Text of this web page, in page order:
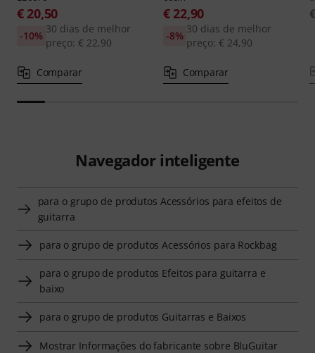
€ 20,50
30 dias de melhor
preço: € 22,90
-10%
Comparar
€ 22,90
30 dias de melhor
preço: € 24,90
-8%
Comparar
Navegador inteligente
para o grupo de produtos Acessórios para efeitos de
guitarra
para o grupo de produtos Acessórios para Rockbag
para o grupo de produtos Efeitos para guitarra e
baixo
para o grupo de produtos Guitarras e Baixos
Mostrar Informações do fabricante sobre BluGuitar